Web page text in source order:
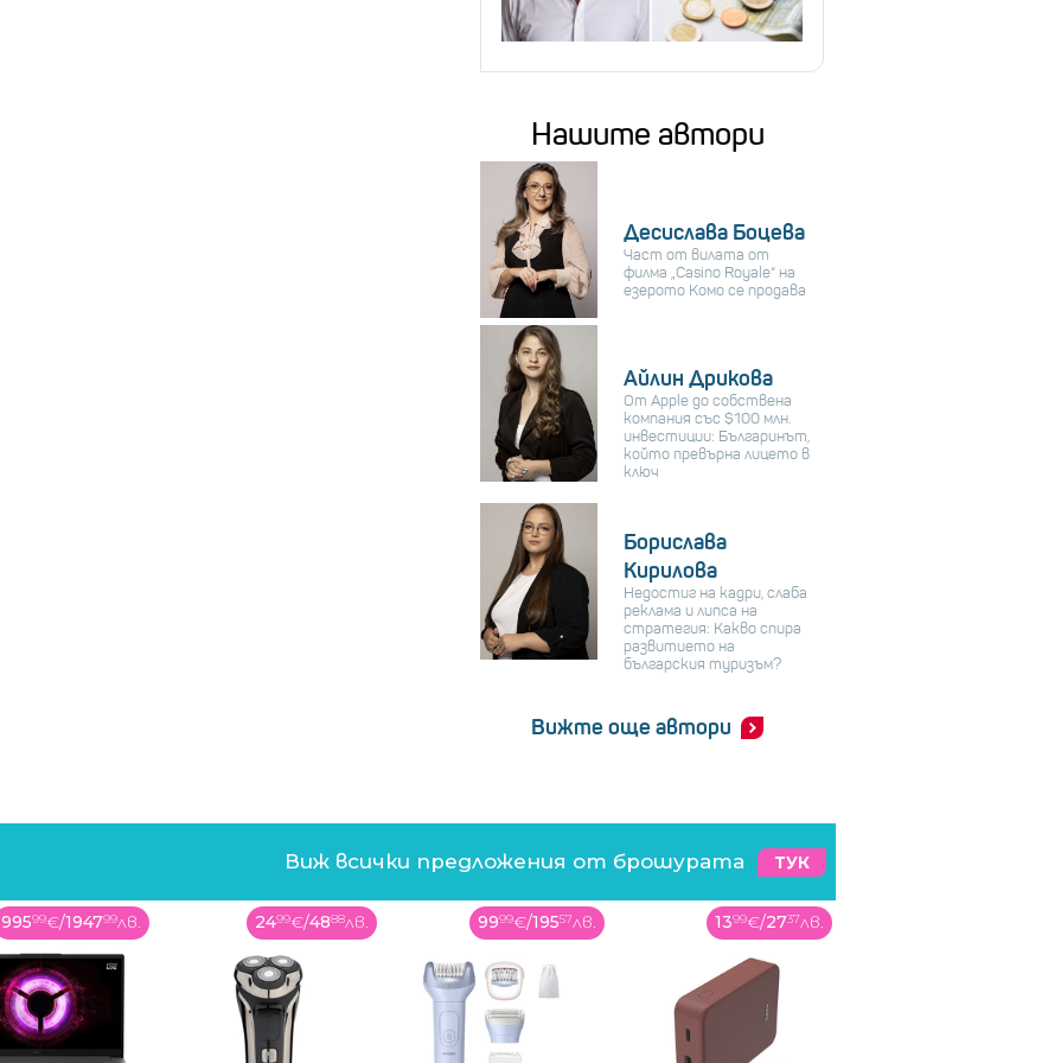
Нашите автори
Десислава Боцева
Част от вилата от
филма „Casino Royale“ на
езерото Комо се продава
Айлин Дрикова
От Apple до собствена
компания със $100 млн.
инвестиции: Българинът,
който превърна лицето в
ключ
Борислава
Кирилова
Недостиг на кадри, слаба
реклама и липса на
стратегия: Какво спира
развитието на
българския туризъм?
Вижте още автори
Виж всички предложения от брошурата ТУК
99599€/194799лв. 2499€/4888лв. 9999€/19557лв. 1399€/2737лв.